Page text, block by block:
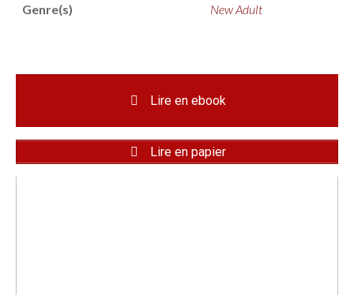
Genre(s) New Adult
Lire en ebook
Lire en papier